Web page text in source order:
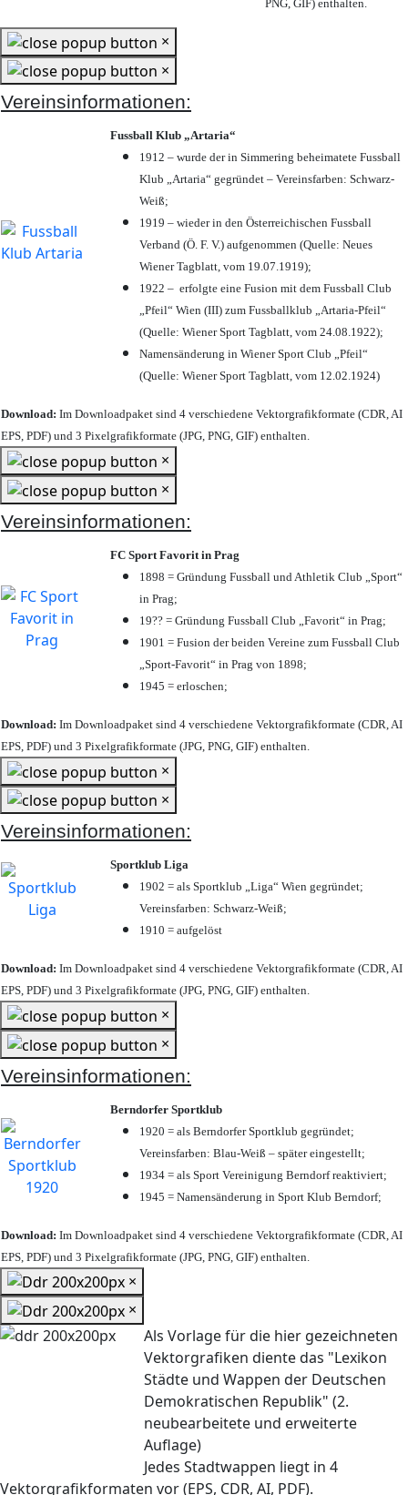
PNG, GIF) enthalten.
×
×
Vereinsinformationen:
Fussball Klub „Artaria“
1912 – wurde der in Simmering beheimatete Fussball
Klub „Artaria“ gegründet – Vereinsfarben: Schwarz-
Weiß;
1919 – wieder in den Österreichischen Fussball
Verband (Ö. F. V.) aufgenommen (Quelle: Neues
Wiener Tagblatt, vom 19.07.1919);
1922 – erfolgte eine Fusion mit dem Fussball Club
„Pfeil“ Wien (III) zum Fussballklub „Artaria-Pfeil“
(Quelle: Wiener Sport Tagblatt, vom 24.08.1922);
Namensänderung in Wiener Sport Club „Pfeil“
(Quelle: Wiener Sport Tagblatt, vom 12.02.1924)
Download: Im Downloadpaket sind 4 verschiedene Vektorgrafikformate (CDR, AI
EPS, PDF) und 3 Pixelgrafikformate (JPG, PNG, GIF) enthalten.
×
×
Vereinsinformationen:
FC Sport Favorit in Prag
1898 = Gründung Fussball und Athletik Club „Sport“
in Prag;
19?? = Gründung Fussball Club „Favorit“ in Prag;
1901 = Fusion der beiden Vereine zum Fussball Club
„Sport-Favorit“ in Prag von 1898;
1945 = erloschen;
Download: Im Downloadpaket sind 4 verschiedene Vektorgrafikformate (CDR, AI
EPS, PDF) und 3 Pixelgrafikformate (JPG, PNG, GIF) enthalten.
×
×
Vereinsinformationen:
Sportklub Liga
1902 = als Sportklub „Liga“ Wien gegründet;
Vereinsfarben: Schwarz-Weiß;
1910 = aufgelöst
Download: Im Downloadpaket sind 4 verschiedene Vektorgrafikformate (CDR, AI
EPS, PDF) und 3 Pixelgrafikformate (JPG, PNG, GIF) enthalten.
×
×
Vereinsinformationen:
Berndorfer Sportklub
1920 = als Berndorfer Sportklub gegründet;
Vereinsfarben: Blau-Weiß – später eingestellt;
1934 = als Sport Vereinigung Berndorf reaktiviert;
1945 = Namensänderung in Sport Klub Berndorf;
Download: Im Downloadpaket sind 4 verschiedene Vektorgrafikformate (CDR, AI
EPS, PDF) und 3 Pixelgrafikformate (JPG, PNG, GIF) enthalten.
×
×
Als Vorlage für die hier gezeichneten
Vektorgrafiken diente das "Lexikon
Städte und Wappen der Deutschen
Demokratischen Republik" (2.
neubearbeitete und erweiterte
Auflage)
Jedes Stadtwappen liegt in 4
Vektorgrafikformaten vor (EPS, CDR, AI, PDF).